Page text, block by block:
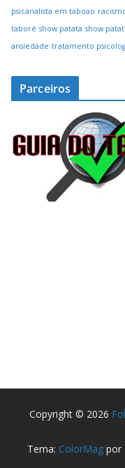
psicanalista em taboao
taboré show patata show patati
ansiedade tratamento
Parceiros
Copyright © 2026
Tema: ColorMagpor